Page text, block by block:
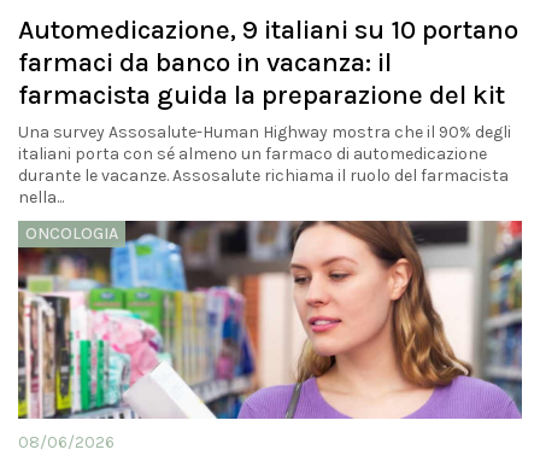
Automedicazione, 9 italiani su 10 portano
farmaci da banco in vacanza: il
farmacista guida la preparazione del kit
Una survey Assosalute-Human Highway mostra che il 90% degli
italiani porta con sé almeno un farmaco di automedicazione
durante le vacanze. Assosalute richiama il ruolo del farmacista
nella...
ONCOLOGIA
08/06/2026